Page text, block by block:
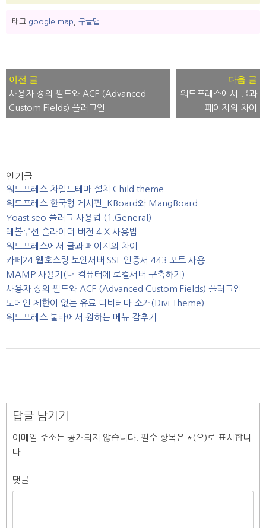
태그 google map 구글맵
글
내
비
사용자 정의 필드와 ACF (Advanced
Custom Fields) 플러그인
워드프레스에서 글과
페이지의 차이
인기글
워드프레스 차일드테마 설치 Child theme
워드프레스 한국형 게시판_KBoard와 MangBoard
Yoast seo 플러그 사용법 (1.General)
레볼루션 슬라이더 버전 4.X 사용법
워드프레스에서 글과 페이지의 차이
카페24 웹호스팅 보안서버 SSL 인증서 443 포트 사용
MAMP 사용기(내 컴퓨터에 로컬서버 구축하기)
사용자 정의 필드와 ACF (Advanced Custom Fields) 플러그인
도메인 제한이 없는 유료 디비테마 소개(Divi Theme)
워드프레스 툴바에서 원하는 메뉴 감추기
답글 남기기
이메일 주소는 공개되지 않습니다. 필수 항목은 * (으)로 표시합니
다
댓글